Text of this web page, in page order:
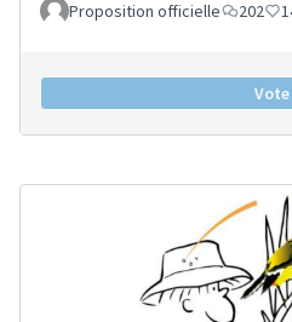
Proposition officielle
202
Vote